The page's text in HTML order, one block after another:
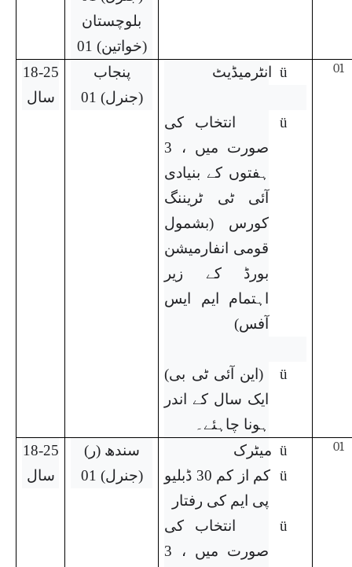
بلوچستان
(خواتین) 01
01
ü انٹرمیڈیٹ
ü
انتخاب کی
صورت میں ، 3
ہفتوں کے بنیادی
آئی ٹی ٹریننگ
کورس (بشمول
قومی انفارمیشن
بورڈ کے زیر
اہتمام ایم ایس
آفس)
ü
(این آئی ٹی بی)
ایک سال کے اندر
ہونا چاہئے۔
پنجاب
(جنرل) 01
18-25
سال
01
ü میٹرک
ü
کم از کم 30 ڈبلیو
پی ایم کی رفتار
ü
انتخاب کی
صورت میں ، 3
سندھ (ر)
(جنرل) 01
18-25
سال